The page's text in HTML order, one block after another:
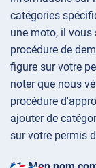
catégories
une moto, il
procédure de
figure sur votre
noter que nous
procédure
ajouter de
sur votre permis